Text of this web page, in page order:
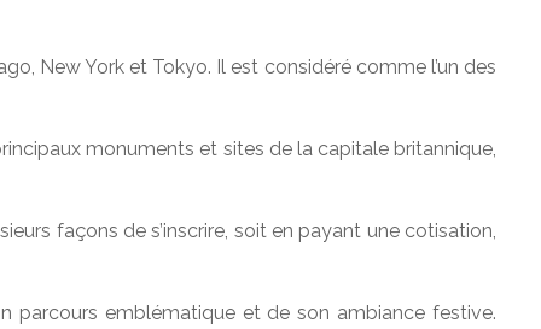
New York et Tokyo. Il est considéré comme l’un des
monuments et sites de la capitale britannique,
façons de s’inscrire, soit en payant une cotisation,
parcours emblématique et de son ambiance festive.